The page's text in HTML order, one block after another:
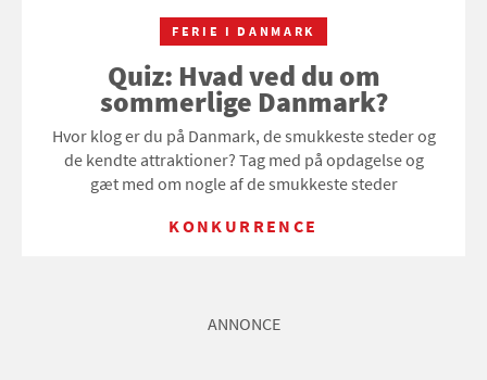
FERIE I DANMARK
Quiz: Hvad ved du om
sommerlige Danmark?
Hvor klog er du på Danmark, de smukkeste steder og
de kendte attraktioner? Tag med på opdagelse og
gæt med om nogle af de smukkeste steder
KONKURRENCE
ANNONCE